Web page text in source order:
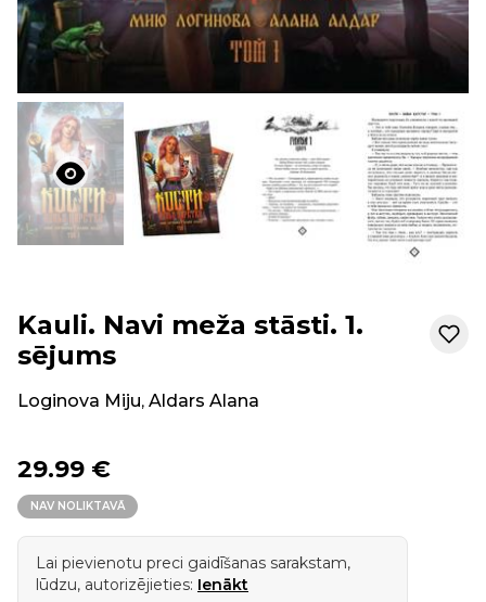
Kauli. Navi meža stāsti. 1.
sējums
Loginova Miju, Aldars Alana
29.99 €
NAV NOLIKTAVĀ
Lai pievienotu preci gaidīšanas sarakstam,
lūdzu, autorizējieties: Ienākt